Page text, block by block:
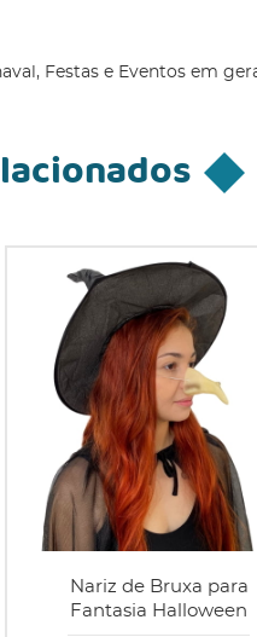
Festas e Eventos em
Nariz de Bruxa para
Fantasia Halloween